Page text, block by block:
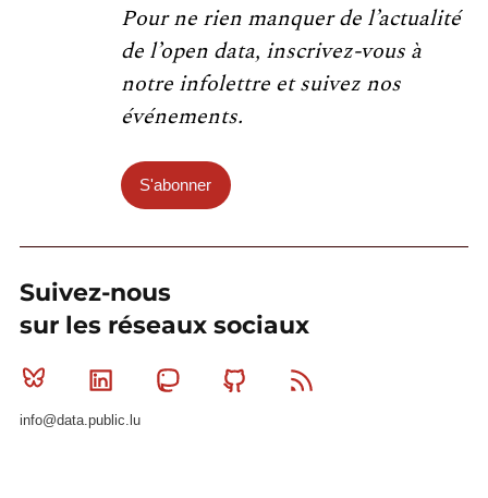
Pour ne rien manquer de l’actualité
de l’open data, inscrivez-vous à
notre infolettre et suivez nos
événements.
S'abonner
Suivez-nous
sur les réseaux sociaux
Bluesky Linkedin MastodonGithub
info@data.public.lu